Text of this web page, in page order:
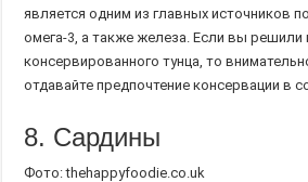
является одним из главных источников
омега-3, а также железа. Если вы решили
консервированного тунца, то
отдавайте предпочтение консервации в
8. Сардины
Фото: thehappyfoodie.co.uk